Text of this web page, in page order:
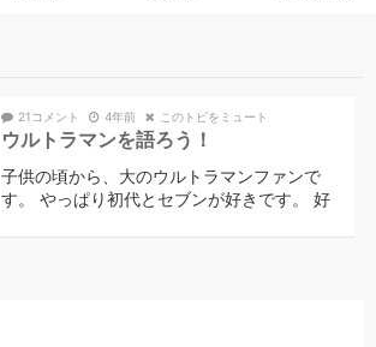
21コメント 4年前 このトピをミュート
ウルトラマンを語ろう！
子供の頃から、大のウルトラマンファンで
す。 やっぱり初代とセブンが好きです。 好